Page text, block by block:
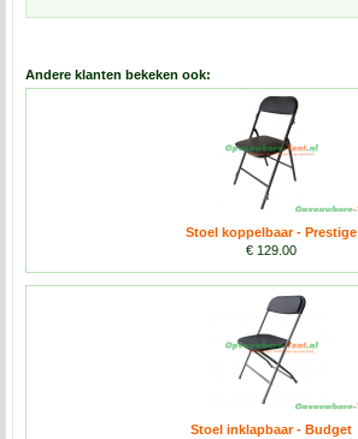
Andere klanten bekeken ook:
Stoel koppelbaar - Prestige
€ 129.00
Stoel inklapbaar - Budget